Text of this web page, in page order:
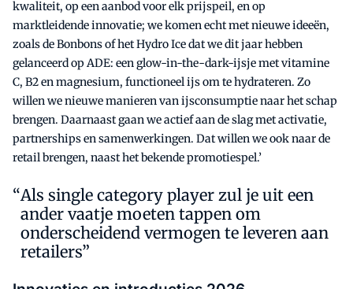
kwaliteit, op een aanbod voor elk prijspeil, en op
marktleidende innovatie; we komen echt met nieuwe ideeën,
zoals de Bonbons of het Hydro Ice dat we dit jaar hebben
gelanceerd op ADE: een glow-in-the-dark-ijsje met vitamine
C, B2 en magnesium, functioneel ijs om te hydrateren. Zo
willen we nieuwe manieren van ijsconsumptie naar het schap
brengen. Daarnaast gaan we actief aan de slag met activatie,
partnerships en samenwerkingen. Dat willen we ook naar de
retail brengen, naast het bekende promotiespel.’
Als single category player zul je uit een
ander vaatje moeten tappen om
onderscheidend vermogen te leveren aan
retailers”